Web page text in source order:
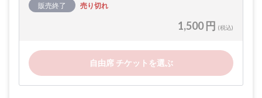
販売終了 売り切れ
1,500 円 (税込)
自由席 チケットを選ぶ